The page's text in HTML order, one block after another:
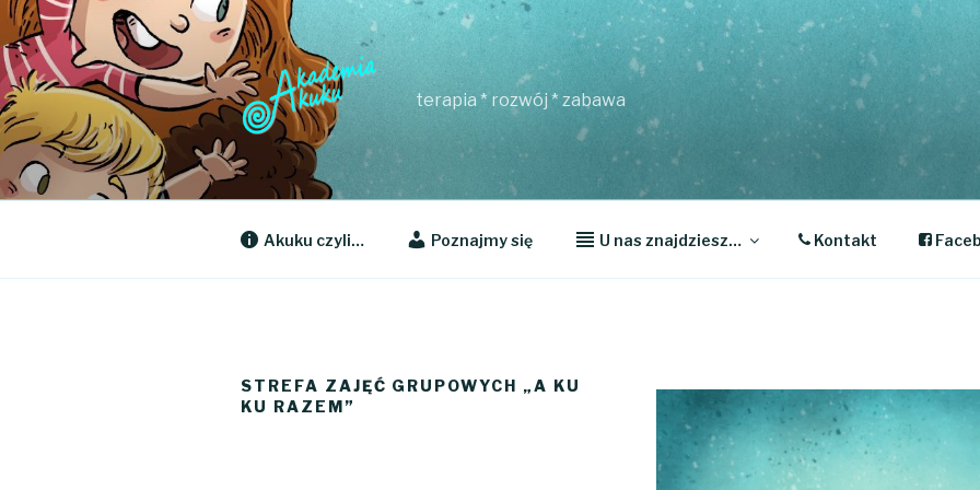
Przejdź
do
treści
terapia * rozwój * zabawa
Akuku czyli… Poznajmy się U nas znajdziesz… Kontakt
STREFA ZAJĘĆ GRUPOWYCH „A KU
KU RAZEM”